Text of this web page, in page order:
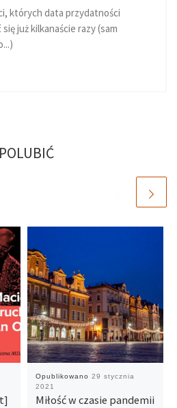
których data przydatności
już kilkanaście razy (sam
Opublikowano 29 stycznia
2021
Miłość w czasie pandemii